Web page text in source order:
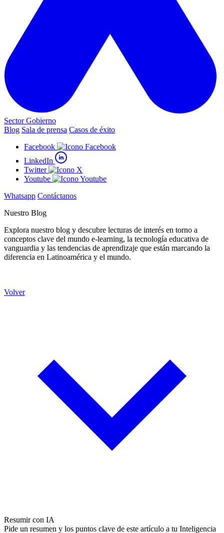
Sector Gobierno
Blog Sala de prensa Casos de éxito
Facebook
LinkedIn
Twitter
Youtube
Whatsapp Contáctanos
Nuestro Blog
Explora nuestro blog y descubre lecturas de interés en torno a
conceptos clave del mundo e-learning, la tecnología educativa de
vanguardia y las tendencias de aprendizaje que están marcando la
diferencia en Latinoamérica y el mundo.
Volver
Resumir con IA
Pide un resumen y los puntos clave de este artículo a tu Inteligencia